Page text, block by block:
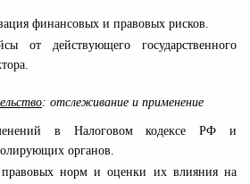
финансовых и правовых рисков.
от действующего государственного
: отслеживание и применение
в Налоговом кодексе РФ и
органов.
правовых норм и оценки их влияния на